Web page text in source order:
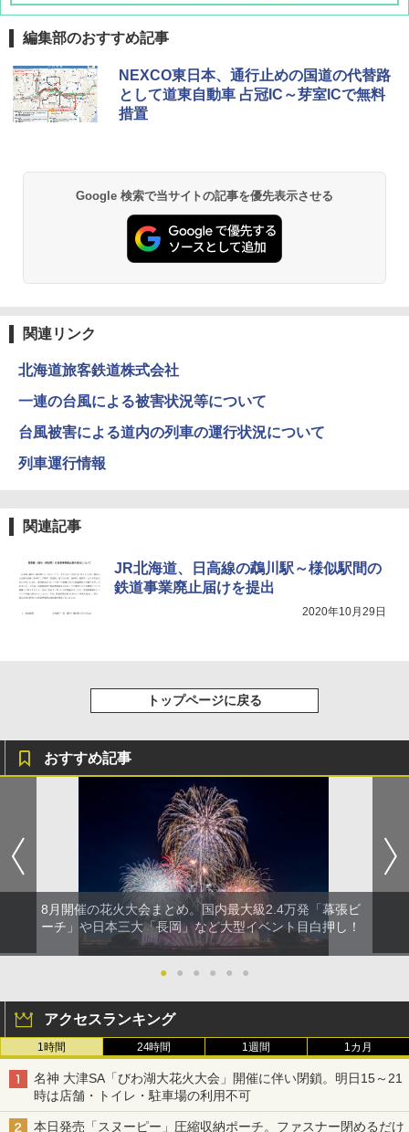
編集部のおすすめ記事
NEXCO東日本、通行止めの国道の代替路
として道東自動車 占冠IC～芽室ICで無料
措置
Google 検索で当サイトの記事を優先表示させる
関連リンク
北海道旅客鉄道株式会社
一連の台風による被害状況等について
台風被害による道内の列車の運行状況について
列車運行情報
関連記事
JR北海道、日高線の鵡川駅～様似駅間の
鉄道事業廃止届けを提出
2020年10月29日
トップページに戻る
おすすめ記事
8月開催の花火大会まとめ。国内最大級2.4万発「幕張ビ
ーチ」や日本三大「長岡」など大型イベント目白押し！
● ● ● ● ● ●
アクセスランキング
1時間 24時間 1週間 1カ月
名神 大津SA「びわ湖大花火大会」開催に伴い閉鎖。明日15～21
時は店舗・トイレ・駐車場の利用不可
本日発売「スヌーピー」圧縮収納ポーチ。ファスナー閉めるだけ